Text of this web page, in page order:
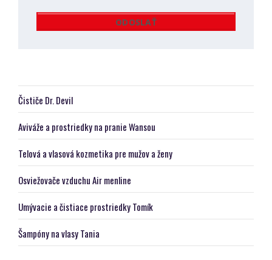
v
2016/679
o
ochrane
fyzických
osôb
pri
spracúvaní
osobných
údajov
a
o
voľnom
pohybe
ODOSLAŤ
odoslať
Čističe Dr. Devil
Aviváže a prostriedky na pranie Wansou
Telová a vlasová kozmetika pre mužov a ženy
Osviežovače vzduchu Air menline
Umývacie a čistiace prostriedky Tomík
Šampóny na vlasy Tania